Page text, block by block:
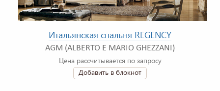
Итальянская спальня REGENCY
AGM (ALBERTO E MARIO GHEZZANI)
Цена рассчитывается по запросу
Добавить в блокнот